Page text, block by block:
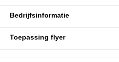
Bedrijfsinformatie
Toepassing flyer